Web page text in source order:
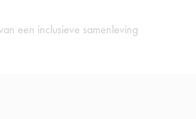
een inclusieve samenleving